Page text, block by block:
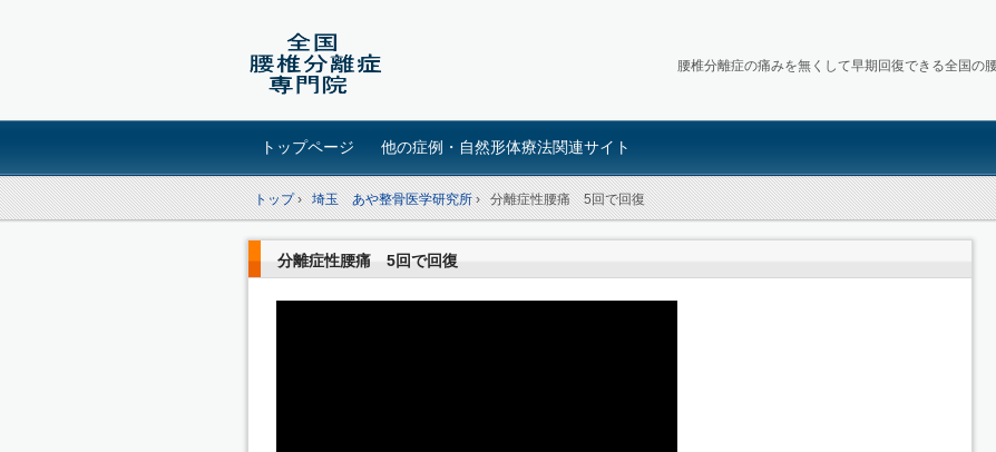
腰椎分離症の痛みを無くして早期回復できる全国の
トップページ 他の症例・自然形体療法関連サイト
トップ› 埼玉 あや整骨医学研究所› 分離症性腰痛 5回で回復
分離症性腰痛 5回で回復